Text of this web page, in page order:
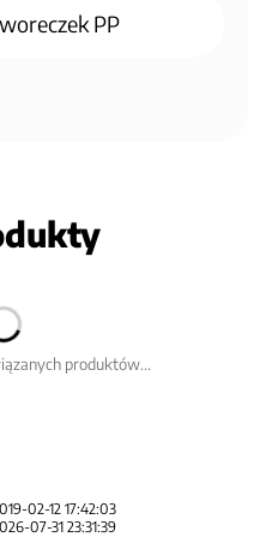
PP
produktów...
02-12 17:42:03
07-31 23:31:39